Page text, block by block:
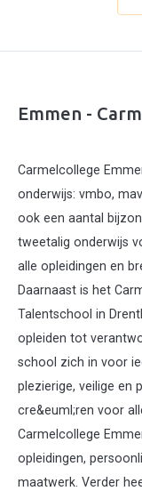
Emmen -
Carmelcollege
onderwijs: vmbo,
ook een aantal
tweetalig onderwijs
alle opleidingen en
Daarnaast is het
Talentschool in
opleiden tot
school zich in voor
plezierige, veilige en
cre&euml;ren voor
Carmelcollege
opleidingen,
maatwerk. Verder